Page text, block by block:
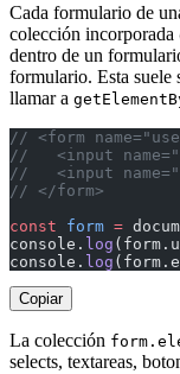
Cada formulario de
colección incorporada
dentro de un
formulario. Esta suele
llamar a
// <form
//   <input
//   <input
// </form>
const form =
console. log
console. log
Copiar
La colección
selects, textareas,